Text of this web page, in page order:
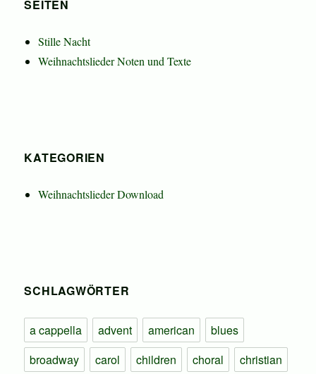
SEITEN
Stille Nacht
Weihnachtslieder Noten und Texte
KATEGORIEN
Weihnachtslieder Download
SCHLAGWÖRTER
a cappella advent american
blues
broadway
carol children choral
christian